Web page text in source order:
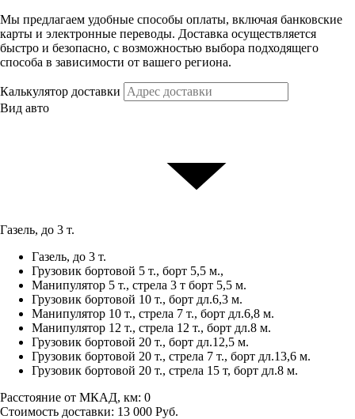
Мы предлагаем удобные способы оплаты, включая банковские
карты и электронные переводы. Доставка осуществляется
быстро и безопасно, с возможностью выбора подходящего
способа в зависимости от вашего региона.
Калькулятор доставки
Вид авто
Газель, до 3 т.
Газель, до 3 т.
Грузовик бортовой 5 т., борт 5,5 м.,
Манипулятор 5 т., стрела 3 т борт 5,5 м.
Грузовик бортовой 10 т., борт дл.6,3 м.
Манипулятор 10 т., стрела 7 т., борт дл.6,8 м.
Манипулятор 12 т., стрела 12 т., борт дл.8 м.
Грузовик бортовой 20 т., борт дл.12,5 м.
Грузовик бортовой 20 т., стрела 7 т., борт дл.13,6 м.
Грузовик бортовой 20 т., стрела 15 т, борт дл.8 м.
Расстояние от МКАД, км: 0
Стоимость доставки: 13 000 Руб.